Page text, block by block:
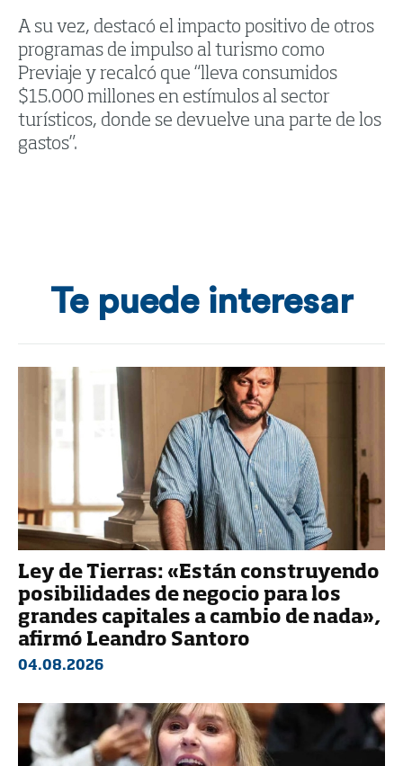
A su vez, destacó el impacto positivo de otros
programas de impulso al turismo como
Previaje y recalcó que “lleva consumidos
$15.000 millones en estímulos al sector
turísticos, donde se devuelve una parte de los
gastos”.
Te puede interesar
Ley de Tierras: «Están construyendo
posibilidades de negocio para los
grandes capitales a cambio de nada»,
afirmó Leandro Santoro
04.08.2026